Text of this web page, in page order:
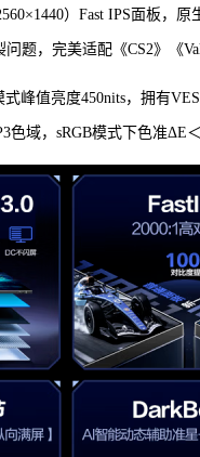
）Fast IPS面板，
题，完美适配《CS2》《
式峰值亮度450nits，拥有
色域，sRGB模式下色准ΔE